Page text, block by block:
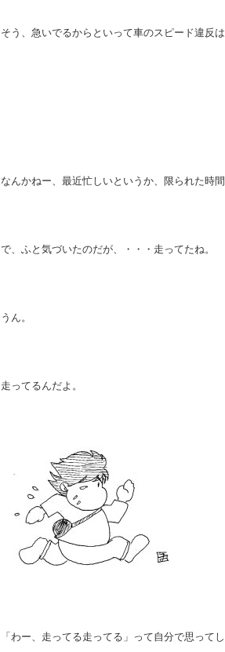
そう、急いでるからといって車のスピード違反
なんかねー、最近忙しいというか、限られた時
で、ふと気づいたのだが、・・・走ってたね。
うん。
走ってるんだよ。
「わー、走ってる走ってる」って自分で思って